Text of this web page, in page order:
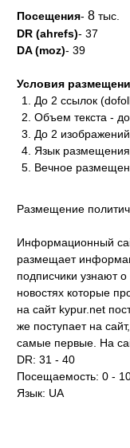
Посещения- 8 тыс.
DR (ahrefs)- 37
DA (moz)- 39
Условия
До 2 ссылок
Объем текста -
До 2
Язык размещения
Вечное
Размещение
Информационный
размещает
подписчики узнают
новостях которые
на сайт kypur.net
же поступает на
самые первые. На
DR: 31 - 40
Посещаемость: 0 -
Язык: UA